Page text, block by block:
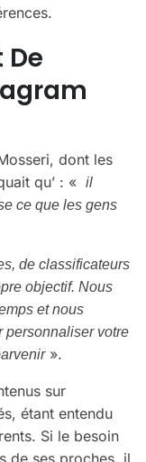
dont les
qu’ : « il
ce que les gens
de classificateurs
objectif. Nous
et nous
personnaliser votre
».
sur
étant entendu
Si le besoin
de ses proches, il